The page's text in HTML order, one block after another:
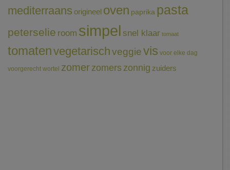
mediterraans origineel oven paprika pasta
peterselie room simpel snel klaar tomaat
tomatenvegetarischveggievis voor elke dag
voorgerecht wortel zomerzomerszonnig zuiders